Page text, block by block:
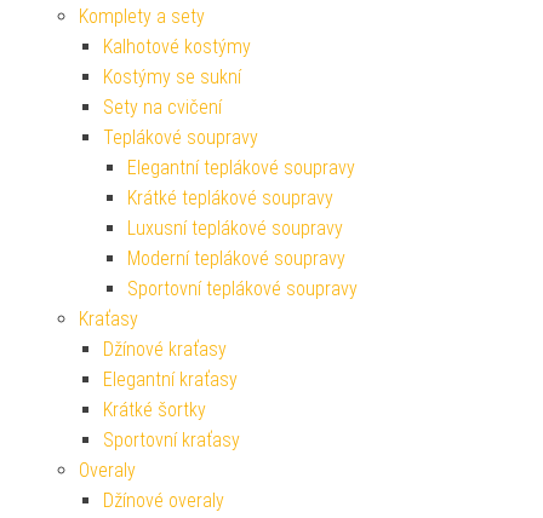
Komplety a sety
Kalhotové kostýmy
Kostýmy se sukní
Sety na cvičení
Teplákové soupravy
Elegantní teplákové soupravy
Krátké teplákové soupravy
Luxusní teplákové soupravy
Moderní teplákové soupravy
Sportovní teplákové soupravy
Kraťasy
Džínové kraťasy
Elegantní kraťasy
Krátké šortky
Sportovní kraťasy
Overaly
Džínové overaly